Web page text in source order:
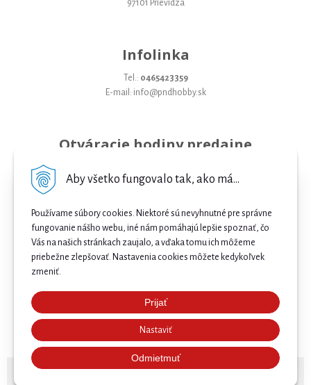
Aby všetko fungovalo tak, ako má...
Používame súbory cookies. Niektoré sú nevyhnutné pre správne
fungovanie nášho webu, iné nám pomáhajú lepšie spoznať, čo
Vás na našich stránkach zaujalo, a vďaka tomu ich môžeme
priebežne zlepšovať. Nastavenia cookies môžete kedykoľvek
zmeniť.
Prijať
Nastaviť
Odmietmuť
97101 Prievidza
Infolinka
Tel.: 0465423359
E-mail: info@pndhobby.sk
Otváracie hodiny predajne
Streda 09-17
Štvrtok 09-17
Sobota 09-12
Nedeľa Zatvorené
© 2026 Bicykle, E-bicykle a Servis Prievidza •NextShop&e-shop Pohoda Connectorby
Najnižšia cena .
Našli ste nižšiu cenu e-biku? Prekonáme ju! 🔥 Pošlite
nám ponuku a získajte ešte lepšiu cenu. 🚴⚡